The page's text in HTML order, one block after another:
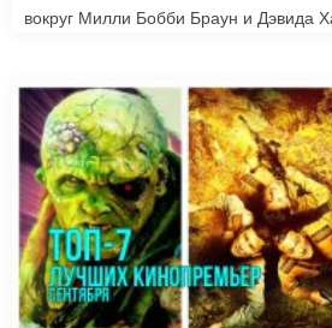
вокруг Милли Бобби Браун и Дэвида